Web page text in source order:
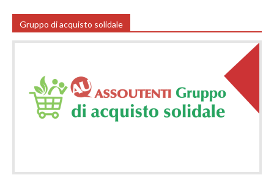
Gruppo di acquisto solidale